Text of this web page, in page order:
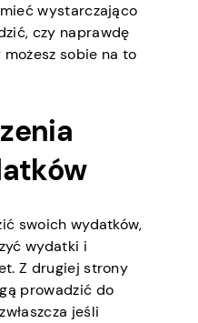
wystarczająco
czy naprawdę
sobie na to
swoich wydatków,
wydatki i
Z drugiej strony
prowadzić do
jeśli